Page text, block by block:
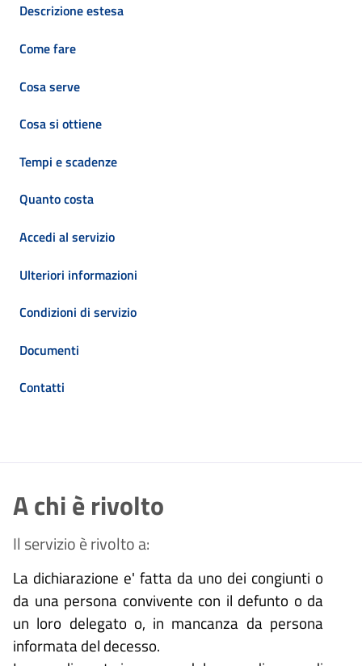
Descrizione estesa
Come fare
Cosa serve
Cosa si ottiene
Tempi e scadenze
Quanto costa
Accedi al servizio
Ulteriori informazioni
Condizioni di servizio
Documenti
Contatti
A chi è rivolto
Il servizio è rivolto a:
La dichiarazione e' fatta da uno dei congiunti o
da una persona convivente con il defunto o da
un loro delegato o, in mancanza da persona
informata del decesso.